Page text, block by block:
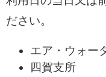
ださい。
エア・ウォー
四賀支所